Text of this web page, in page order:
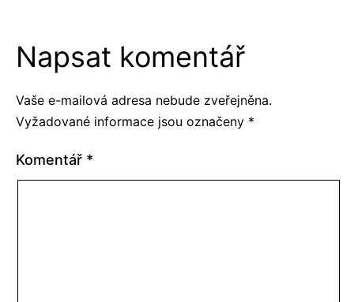
Napsat komentář
Vaše e-mailová adresa nebude zveřejněna.
Vyžadované informace jsou označeny *
Komentář *